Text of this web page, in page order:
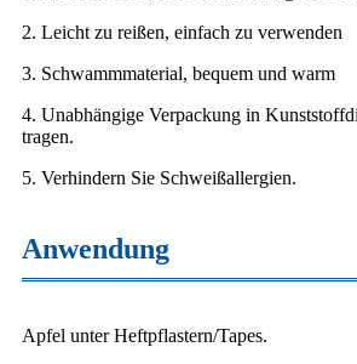
2. Leicht zu reißen, einfach zu verwenden
3. Schwammmaterial, bequem und warm
4. Unabhängige Verpackung in
tragen.
5. Verhindern Sie Schweißallergien.
Anwendung
Apfel unter Heftpflastern/Tapes.